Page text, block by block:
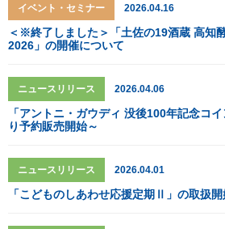
イベント・セミナー 2026.04.16
＜※終了しました＞「土佐の19酒蔵 高知
2026」の開催について
ニュースリリース 2026.04.06
「アントニ・ガウディ 没後100年記念コ
り予約販売開始～
ニュースリリース 2026.04.01
「こどものしあわせ応援定期Ⅱ」の取扱